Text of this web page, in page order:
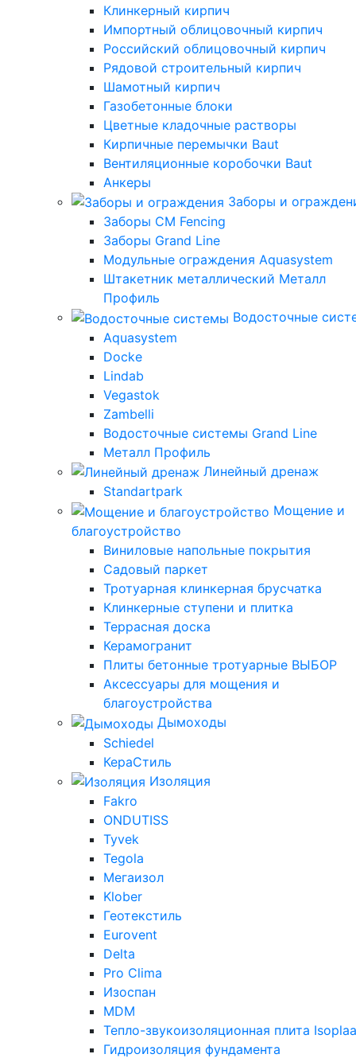
Клинкерный кирпич
Импортный облицовочный кирпич
Российский облицовочный кирпич
Рядовой строительный кирпич
Шамотный кирпич
Газобетонные блоки
Цветные кладочные растворы
Кирпичные перемычки Baut
Вентиляционные коробочки Baut
Анкеры
Заборы и
Заборы CM Fencing
Заборы Grand Line
Модульные ограждения Aquasystem
Штакетник металлический Металл
Профиль
Водосточные
Aquasystem
Docke
Lindab
Vegastok
Zambelli
Водосточные системы Grand Line
Металл Профиль
Линейный дренаж
Standartpark
Мощение и
благоустройство
Виниловые напольные покрытия
Садовый паркет
Тротуарная клинкерная брусчатка
Клинкерные ступени и плитка
Террасная доска
Керамогранит
Плиты бетонные тротуарные ВЫБОР
Аксессуары для мощения и
благоустройства
Дымоходы
Schiedel
КераСтиль
Изоляция
Fakro
ONDUTISS
Tyvek
Tegola
Мегаизол
Klober
Геотекстиль
Eurovent
Delta
Pro Clima
Изоспан
MDM
Тепло-звукоизоляционная плита
Гидроизоляция фундамента